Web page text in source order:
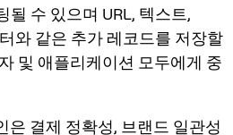
될 수 있으며 URL, 텍스트,
와 같은 추가 레코드를 저장할
및 애플리케이션 모두에게 중
은 결제 정확성, 브랜드 일관성